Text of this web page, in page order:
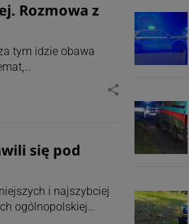
Rozmowa z
tym idzie obawa
share
się pod
i najszybciej
ogólnopolskiej…